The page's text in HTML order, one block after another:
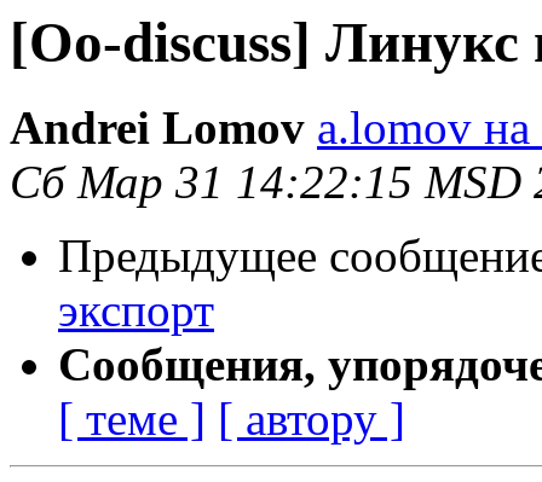
[Oo-discuss]
Andrei Lomov a.lomov
Сб Мар 31 14:22:15 MSD
Предыдущее
экспорт
Сообщения,
[ теме ] [ автору ]